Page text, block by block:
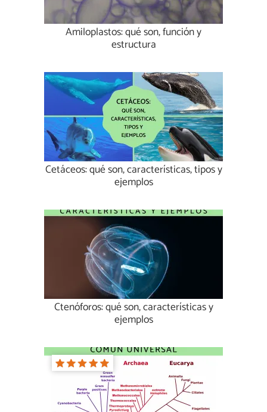
Amiloplastos: qué son, función y
estructura
Cetáceos: qué son, características, tipos y
ejemplos
Ctenóforos: qué son, características y
ejemplos